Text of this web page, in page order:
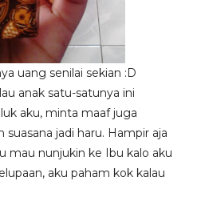
uang senilai sekian :D
anak satu-satunya ini
aku, minta maaf juga
jadi haru. Hampir aja
mau nunjukin ke Ibu kalo aku
aku paham kok kalau